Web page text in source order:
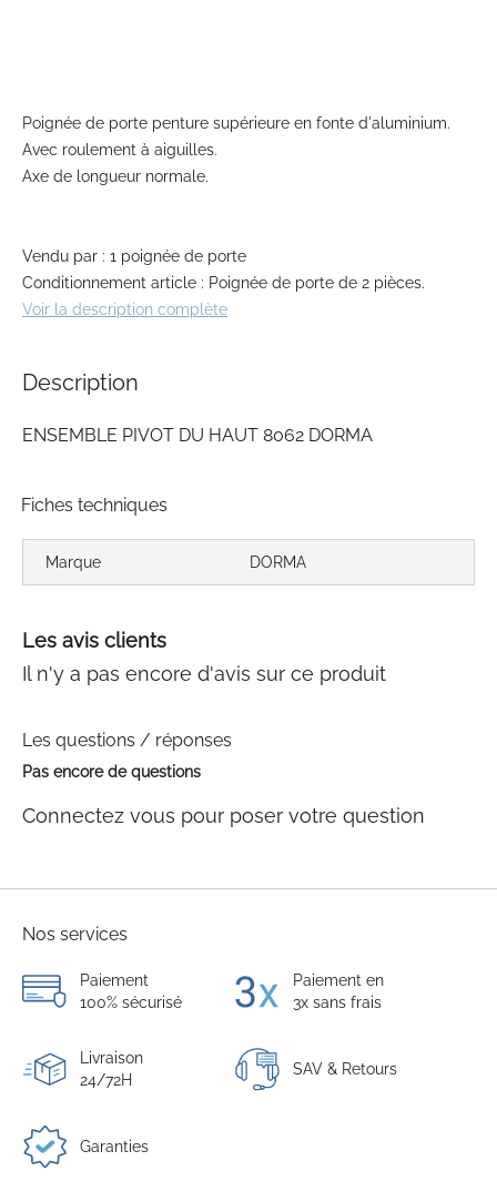
to
the
of
gallery
Poignée de porte penture supérieure en fonte d'aluminium.
Avec roulement à aiguilles.
Axe de longueur normale.
Vendu par : 1 poignée de porte
Conditionnement article : Poignée de porte de 2 pièces.
Voir la description complète
Description
ENSEMBLE PIVOT DU HAUT 8062 DORMA
Fiches techniques
Marque DORMA
Les avis clients
Il n'y a pas encore d'avis sur ce produit
Les questions / réponses
Pas encore de questions
Connectez vous pour poser votre question
Nos services
Paiement
100% sécurisé
Paiement en
3x sans frais
Livraison
24/72H
SAV & Retours
Garanties